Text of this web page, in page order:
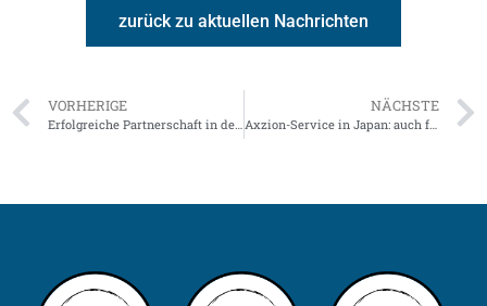
zurück zu aktuellen Nachrichten
VORHERIGE
Erfolgreiche Partnerschaft in der Schwerlast-Industrie!
NÄCHSTE
Axzion-Service in Japan: auch für Fremdmaterial